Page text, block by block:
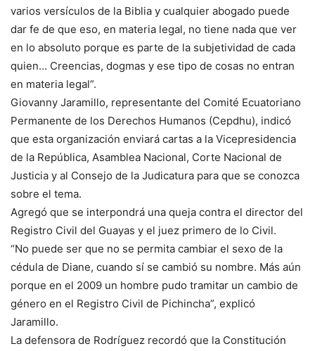
varios versículos de la Biblia y cualquier abogado puede
dar fe de que eso, en materia legal, no tiene nada que ver
en lo absoluto porque es parte de la subjetividad de cada
quien… Creencias, dogmas y ese tipo de cosas no entran
en materia legal”.
Giovanny Jaramillo, representante del Comité Ecuatoriano
Permanente de los Derechos Humanos (Cepdhu), indicó
que esta organización enviará cartas a la Vicepresidencia
de la República, Asamblea Nacional, Corte Nacional de
Justicia y al Consejo de la Judicatura para que se conozca
sobre el tema.
Agregó que se interpondrá una queja contra el director del
Registro Civil del Guayas y el juez primero de lo Civil.
“No puede ser que no se permita cambiar el sexo de la
cédula de Diane, cuando sí se cambió su nombre. Más aún
porque en el 2009 un hombre pudo tramitar un cambio de
género en el Registro Civil de Pichincha”, explicó
Jaramillo.
La defensora de Rodríguez recordó que la Constitución